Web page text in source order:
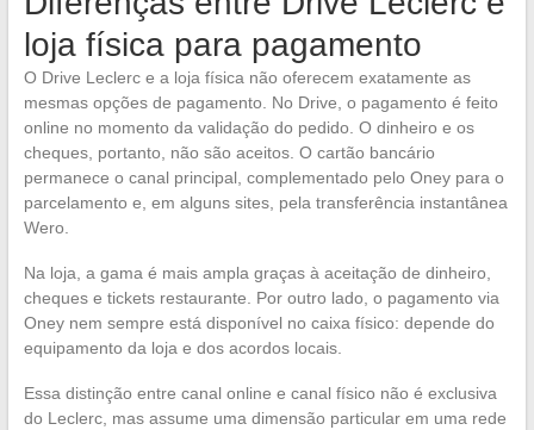
loja física para pagamento
O Drive Leclerc e a loja física não oferecem exatamente as
mesmas opções de pagamento. No Drive, o pagamento é feito
online no momento da validação do pedido. O dinheiro e os
cheques, portanto, não são aceitos. O cartão bancário
permanece o canal principal, complementado pelo Oney para o
parcelamento e, em alguns sites, pela transferência instantânea
Wero.
Na loja, a gama é mais ampla graças à aceitação de dinheiro,
cheques e tickets restaurante. Por outro lado, o pagamento via
Oney nem sempre está disponível no caixa físico: depende do
equipamento da loja e dos acordos locais.
Essa distinção entre canal online e canal físico não é exclusiva
do Leclerc, mas assume uma dimensão particular em uma rede